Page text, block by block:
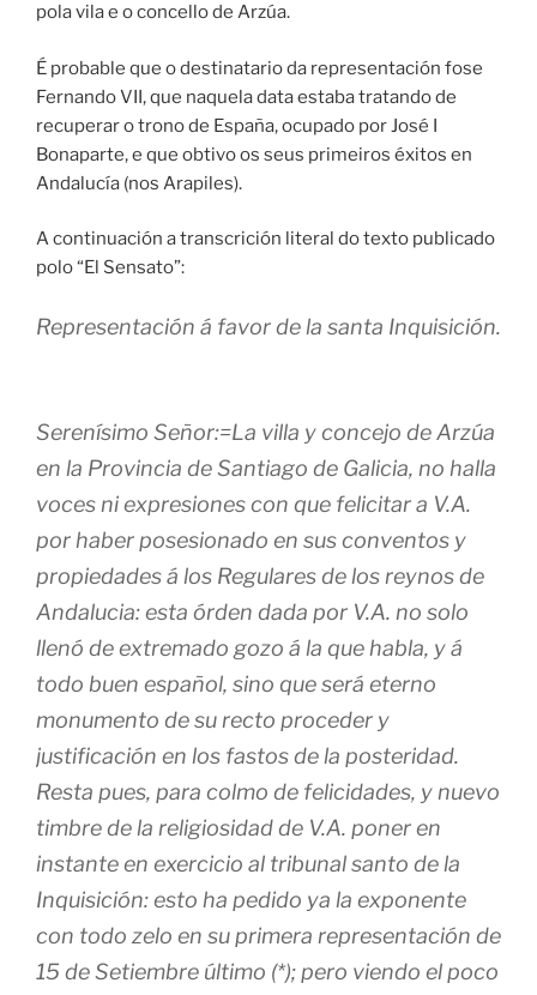
pola vila e o concello de Arzúa.
É probable que o destinatario da representación fose
Fernando VII, que naquela data estaba tratando de
recuperar o trono de España, ocupado por José I
Bonaparte, e que obtivo os seus primeiros éxitos en
Andalucía (nos Arapiles).
A continuación a transcrición literal do texto publicado
polo “El Sensato”:
Representación á favor de la santa Inquisición.
Serenísimo Señor:=La villa y concejo de Arzúa
en la Provincia de Santiago de Galicia, no halla
voces ni expresiones con que felicitar a V.A.
por haber posesionado en sus conventos y
propiedades á los Regulares de los reynos de
Andalucia: esta órden dada por V.A. no solo
llenó de extremado gozo á la que habla, y á
todo buen español, sino que será eterno
monumento de su recto proceder y
justificación en los fastos de la posteridad.
Resta pues, para colmo de felicidades, y nuevo
timbre de la religiosidad de V.A. poner en
instante en exercicio al tribunal santo de la
Inquisición: esto ha pedido ya la exponente
con todo zelo en su primera representación de
15 de Setiembre último (*); pero viendo el poco